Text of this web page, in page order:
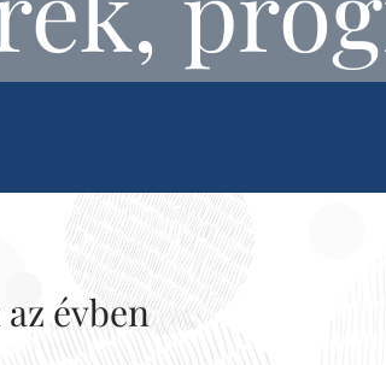
évben